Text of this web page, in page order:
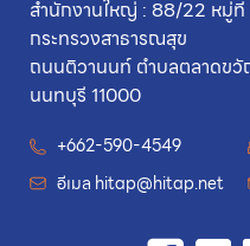
สำนักงานใหญ่ : 88/22 หมู่ที่
กระทรวงสาธารณสุข
ถนนติวานนท์ ตำบลตลาดขวั
นนทบุรี 11000
+662-590-4549
อีเมล hitap@hitap.net